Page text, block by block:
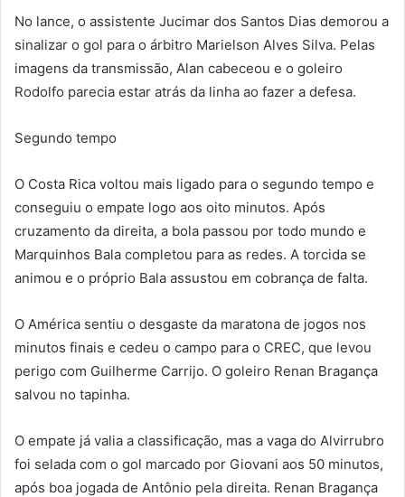
No lance, o assistente Jucimar dos Santos Dias demorou a
sinalizar o gol para o árbitro Marielson Alves Silva. Pelas
imagens da transmissão, Alan cabeceou e o goleiro
Rodolfo parecia estar atrás da linha ao fazer a defesa.
Segundo tempo
O Costa Rica voltou mais ligado para o segundo tempo e
conseguiu o empate logo aos oito minutos. Após
cruzamento da direita, a bola passou por todo mundo e
Marquinhos Bala completou para as redes. A torcida se
animou e o próprio Bala assustou em cobrança de falta.
O América sentiu o desgaste da maratona de jogos nos
minutos finais e cedeu o campo para o CREC, que levou
perigo com Guilherme Carrijo. O goleiro Renan Bragança
salvou no tapinha.
O empate já valia a classificação, mas a vaga do Alvirrubro
foi selada com o gol marcado por Giovani aos 50 minutos,
após boa jogada de Antônio pela direita. Renan Bragança